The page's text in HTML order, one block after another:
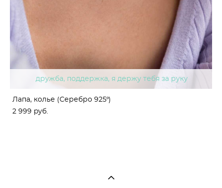
дружба, поддержка, я держу тебя за руку
Лапа, колье (Серебро 925º)
2 999 pуб.